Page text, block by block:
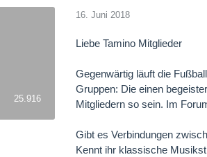
25.916
16. Juni 2018
Liebe Tamino Mitglieder
Gegenwärtig läuft die
Gruppen: Die einen
Mitgliedern so sein. Im
Gibt es Verbindungen
Kennt ihr klassische